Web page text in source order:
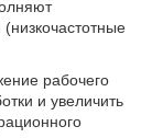
рабочего
и увеличить